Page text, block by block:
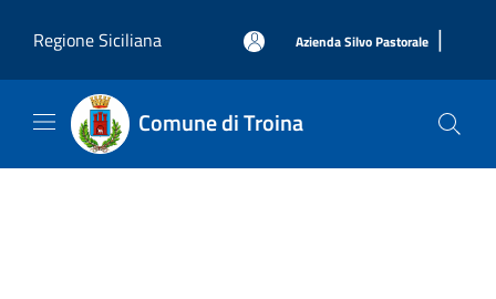
Regione Siciliana
Azienda Silvo Pastorale |
Comune di Troina